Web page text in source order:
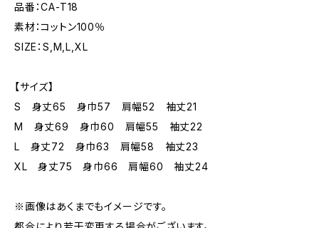
品番：CA-T18
素材：コットン100％
SIZE：S,M,L,XL
【サイズ】
S 身丈65 身巾57 肩幅52 袖丈21
M 身丈69 身巾60 肩幅55 袖丈22
L 身丈72 身巾63 肩幅58 袖丈23
XL 身丈75 身巾66 肩幅60 袖丈24
※画像はあくまでもイメージです。